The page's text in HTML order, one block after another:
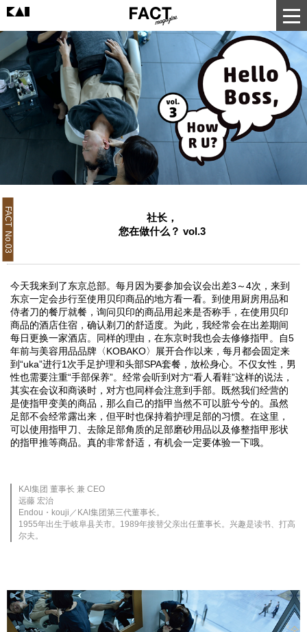
FACT No.03
社长，
您在做什么？ vol.3
今天我来到了东京总部。每月因为要参加会议会出差3～4次，来到
东京一定会步行至使用贝印商品的地方看一看。到使用厨房用品和
侍者刀的餐厅就餐，询问贝印的商品用起来是否称手，在使用贝印
商品的酒店住宿，确认剃刀的舒适度。为此，我经常会在出差期间
每日更换一家酒店。同样的理由，在东京时我也会去修修指甲。自5
年前与美容用品品牌〈KOBAKO〉展开合作以来，每月都会固定来
到“uka”进行1次手足护理和头部SPA套餐，放松身心。不仅女性，男
性也需要注重“手部保养”。经常会听到对方“看人看鞋”这样的说法，
其实在会议和商谈时，对方也同样会注意到手部。既然我们经营的
是使指甲变美的商品，那么自己的指甲当然不可以脏兮兮的。虽然
足部不会经常露出来，但平时也保持着护理足部的习惯。在这里，
可以使用指甲刀、去除足部角质的足部磨砂用品以及修整指甲形状
的指甲推等商品。真的非常舒适，有机会一定要体验一下哦。
KAI集团 董事长 兼 CEO
远藤 宏治
Endou・kouji／KAI集团第三代董事长。
1955年出生于岐阜县关市。1989年接替父亲出任董事长。兴趣是读书、打高
尔夫。